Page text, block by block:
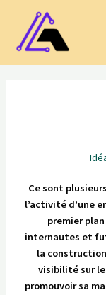
contenu
Ce sont
l’activité d’une
premier
internautes et
la
visibilité sur
promouvoir sa